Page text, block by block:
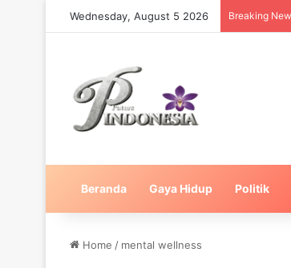
Wednesday, August 5 2026 Breaking
Beranda Gaya Hidup Politik
Home / mental wellness